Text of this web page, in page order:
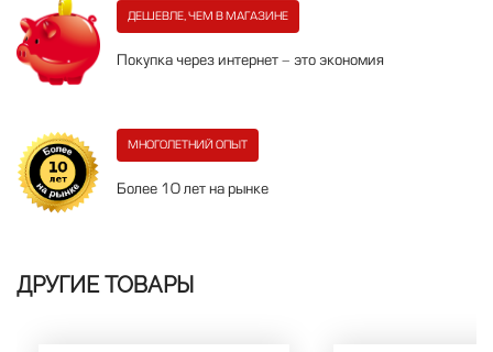
ДЕШЕВЛЕ, ЧЕМ В МАГАЗИНЕ
Покупка через интернет - это экономия
МНОГОЛЕТНИЙ ОПЫТ
Более 10 лет на рынке
ДРУГИЕ ТОВАРЫ